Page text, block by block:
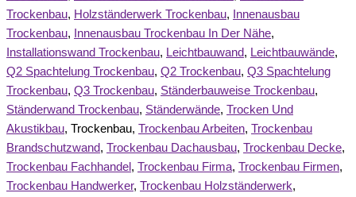
Trockenbau, Holzständerwerk Trockenbau,
Innenausbau
Trockenbau, Innenausbau Trockenbau In Der Nähe,
Installationswand Trockenbau, Leichtbauwand, Leichtbauwände,
Q2 Spachtelung Trockenbau, Q2 Trockenbau, Q3 Spachtelung
Trockenbau, Q3 Trockenbau, Ständerbauweise Trockenbau,
Ständerwand Trockenbau, Ständerwände, Trocken Und
Akustikbau, Trockenbau, Trockenbau Arbeiten, Trockenbau
Brandschutzwand, Trockenbau Dachausbau, Trockenbau Decke,
Trockenbau Fachhandel , Trockenbau Firma, Trockenbau Firmen,
Trockenbau Handwerker, Trockenbau Holzständerwerk,